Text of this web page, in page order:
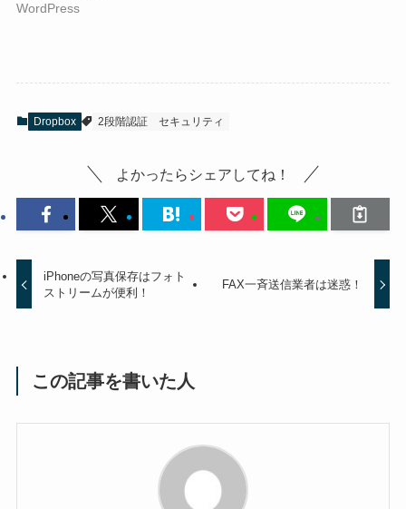
WordPress
Dropbox 2段階認証 セキュリティ
よかったらシェアしてね！
iPhoneの写真保存はフォト
ストリームが便利！
FAX一斉送信業者は迷惑！
この記事を書いた人